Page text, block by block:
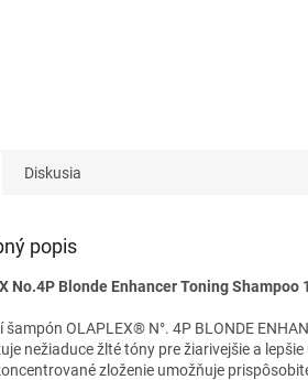
Diskusia
popis
No.4P Blonde Enhancer Toning Shampoo
šampón OLAPLEX® N°. 4P BLONDE
nežiaduce žlté tóny pre žiarivejšie a
zloženie umožňuje